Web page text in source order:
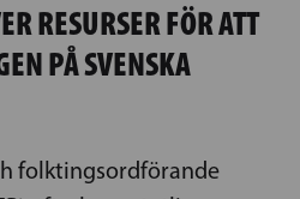
RESURSER FÖR ATT
PÅ SVENSKA
folktingsordförande